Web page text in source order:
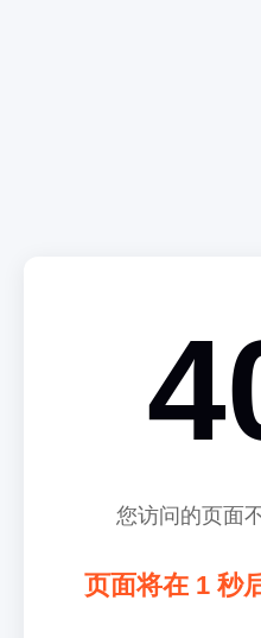
您访问的页面
页面将在 1 秒